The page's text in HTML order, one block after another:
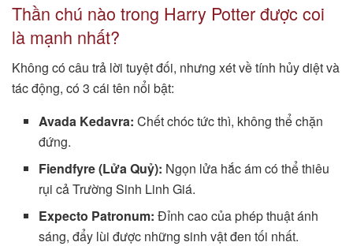
Thần chú nào trong Harry Potter được coi
là mạnh nhất?
Không có câu trả lời tuyệt đối, nhưng xét về tính hủy diệt và
tác động, có 3 cái tên nổi bật:
Avada Kedavra: Chết chóc tức thì, không thể chặn
đứng.
Fiendfyre (Lửa Quỷ): Ngọn lửa hắc ám có thể thiêu
rụi cả Trường Sinh Linh Giá.
Expecto Patronum: Đỉnh cao của phép thuật ánh
sáng, đẩy lùi được những sinh vật đen tối nhất.